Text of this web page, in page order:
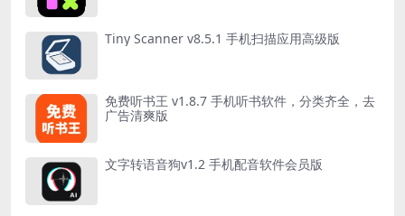
Tiny Scanner v8.5.1 手机扫描应用高级版
免费听书王 v1.8.7 手机听书软件，分类齐全，去
广告清爽版
文字转语音狗v1.2 手机配音软件会员版